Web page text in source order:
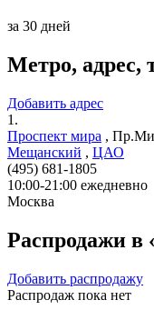
за 30 дней
Метро, адрес,
Добавить адрес
1.
Проспект мира ,
Мещанский , ЦАО
(495) 681-1805
10:00-21:00 ежедневно
Москва
Распродажи в
Добавить распродажу
Распродаж пока нет